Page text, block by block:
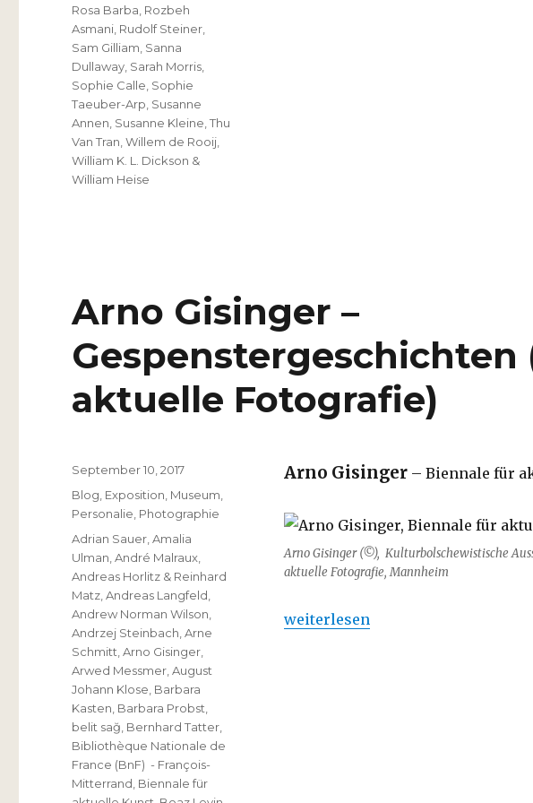
Rosa Barba Rozbeh
Asmani Rudolf Steiner
Sam Gilliam Sanna
Dullaway Sarah Morris
Sophie Calle Sophie
Taeuber-Arp Susanne
Annen Susanne Kleine ,Thu
Van Tran ,Willem de Rooij
William K. L. Dickson &
William Heise
Arno Gisinger –
Gespenstergeschichten
aktuelle Fotografie)
Arno Gisinger– Biennale für
Arno Gisinger (©), Kulturbolschewistische
aktuelle Fotografie, Mannheim
„Arno Gisinger –
weiterlesen
Veröffentlicht
am
September 10, 2017
Kategorien
Blog Exposition Museum
Personalie Photographie
Schlagwörter
Adrian Sauer ,Amalia
Ulman ,André Malraux
Andreas Horlitz & Reinhard
Matz ,Andreas Langfeld
Andrew Norman Wilson
Andrzej Steinbach ,Arne
Schmitt ,Arno Gisinger
Arwed Messmer ,August
Johann Klose Barbara
Kasten Barbara Probst
belit sağ Bernhard Tatter
Bibliothèque Nationale de
France (BnF) - François-
Mitterrand Biennale für